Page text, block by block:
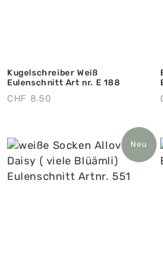
Kugelschreiber Weiß
Eulenschnitt Art nr. E 188
CHF 8.50
Neu